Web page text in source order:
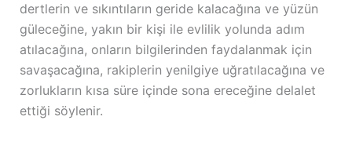
dertlerin ve sıkıntıların geride kalacağına ve yüzün
güleceğine, yakın bir kişi ile evlilik yolunda adım
atılacağına, onların bilgilerinden faydalanmak için
savaşacağına, rakiplerin yenilgiye uğratılacağına ve
zorlukların kısa süre içinde sona ereceğine delalet
ettiği söylenir.